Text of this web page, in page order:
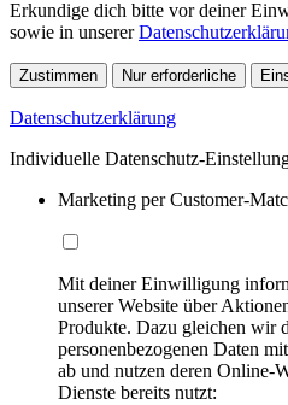
Erkundige dich bitte vor deiner
sowie in unserer
Zustimmen Nur erforderliche
Datenschutzerklärung
Individuelle Datenschutz-
Marketing per Customer-
Mit deiner Einwilligung
unserer Website über
Produkte. Dazu gleichen wir
personenbezogenen Daten
ab und nutzen deren Online-
Dienste bereits nutzt: